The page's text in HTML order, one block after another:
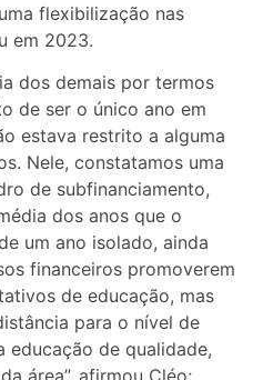
flexibilização nas
em 2023.
dos demais por termos
de ser o único ano em
estava restrito a alguma
Nele, constatamos uma
de subfinanciamento,
dos anos que o
um ano isolado, ainda
financeiros promoverem
de educação, mas
para o nível de
educação de qualidade,